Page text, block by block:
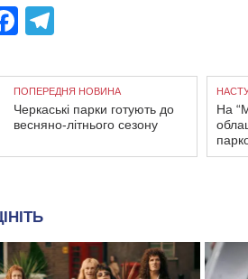
Facebook
ПОПЕРЕДНЯ НОВИНА
Черкаські парки готують до
весняно-літнього сезону
На